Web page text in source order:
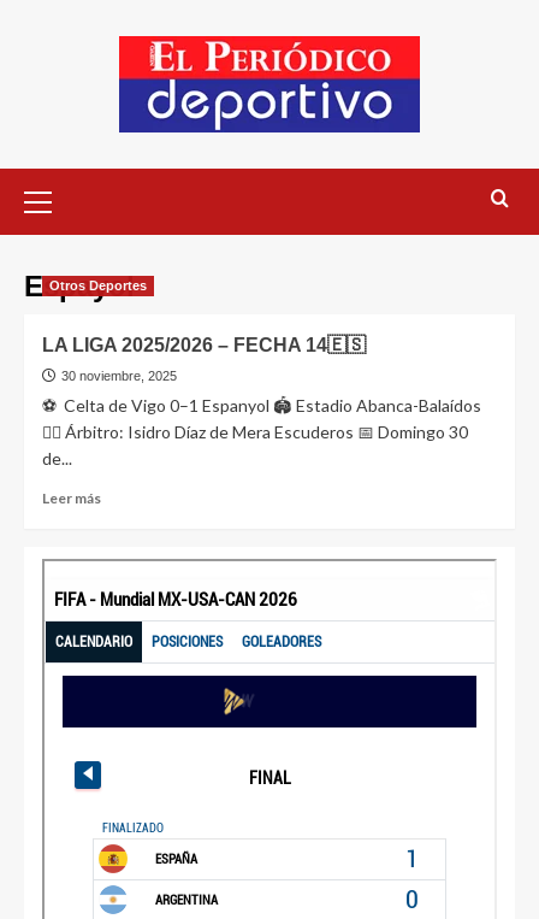
Espayol
Otros Deportes
LA LIGA 2025/2026 – FECHA 14🇪🇸
30 noviembre, 2025
⚽ Celta de Vigo 0–1 Espanyol 🏟 Estadio Abanca-Balaídos
👨‍⚖️ Árbitro: Isidro Díaz de Mera Escuderos 📅 Domingo 30
de...
Leer más